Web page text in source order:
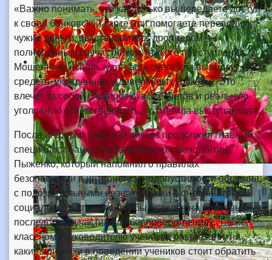
«Важно понимать, что как только вы передаете доступ
к своей банковской карте или помогаете переводить
чужие деньги, вы становитесь дроппером —
полноценным соучастником тяжкого преступления.
Мошенники используют ваши счета для вывода
средств, украденных у доверчивых граждан. Это
влечет за собой блокировку всех счетов и реальную
уголовную ответственность, - отметила выступающая.
После информационный ликбез продолжил главный
специалист банка «Кубань Кредит» Константин
Пыженко, который напомнил о правилах
безопасности в интернете и недопустимости общения
с подозрительными незнакомцами в онлайн-играх и
социальных сетях. Акцент был сделан на правовые
последствия участия в киберпреступлениях. Также,
классному руководителю учеников рассказали, на
какие признаки в поведении учеников стоит обратить